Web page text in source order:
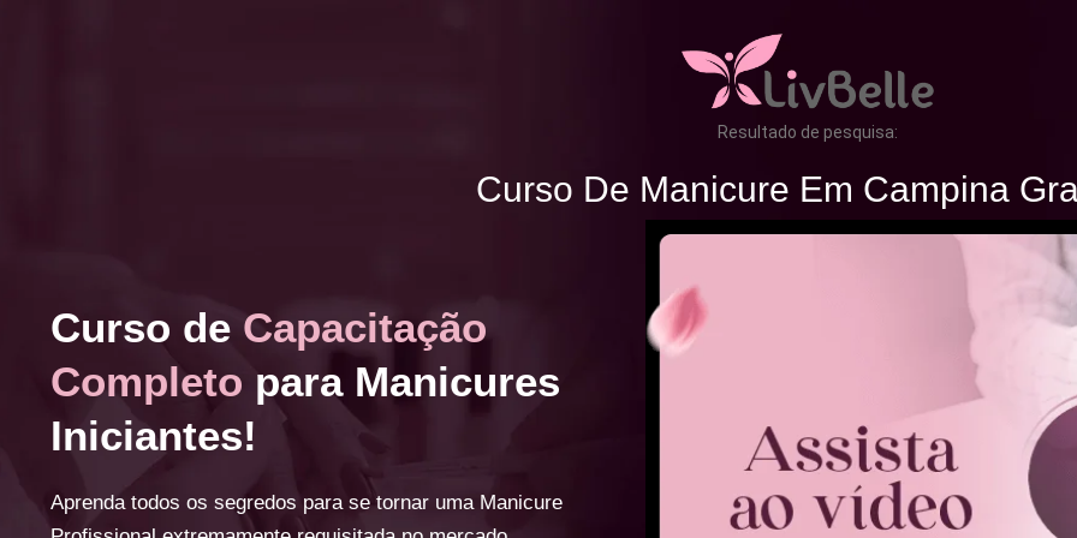
Resultado de pesquisa:
Curso De Manicure Em Campina
Curso de Capacitação
Completo para Manicures
Iniciantes!
Aprenda todos os segredos para se tornar uma Manicure